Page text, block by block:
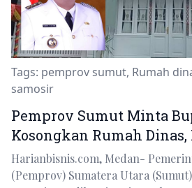
Tags: pemprov sumut, Rumah
samosir
Pemprov Sumut Minta
Kosongkan Rumah Dinas,
Harianbisnis.com, Medan-
(Pemprov) Sumatera Utara